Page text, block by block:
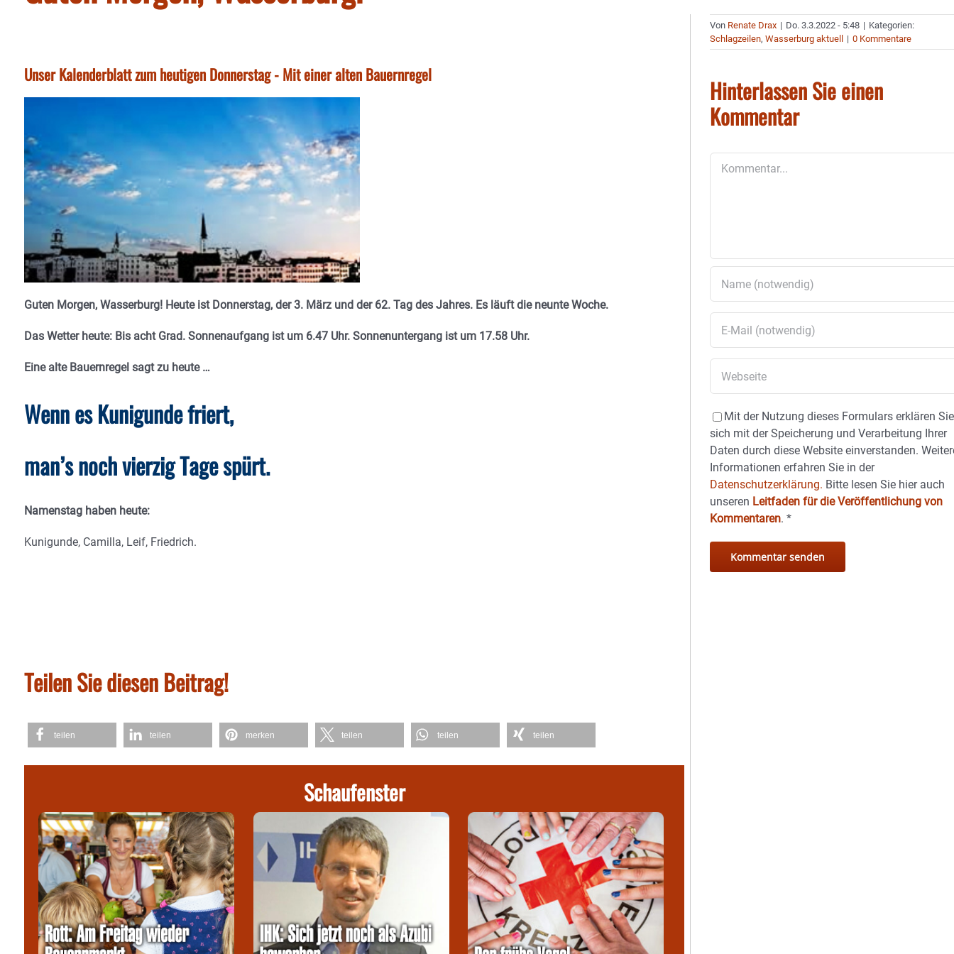
Unser Kalenderblatt zum heutigen Donnerstag - Mit einer alten Bauernregel
Guten Morgen, Wasserburg! Heute ist Donnerstag, der 3. März und der 62. Tag des Jahres. Es läuft die neunte Woche.
Das Wetter heute: Bis acht Grad. Sonnenaufgang ist um 6.47 Uhr. Sonnenuntergang ist um 17.58 Uhr.
Eine alte Bauernregel sagt zu heute …
Wenn es Kunigunde friert,
man’s noch vierzig Tage spürt.
Namenstag haben heute:
Kunigunde, Camilla, Leif, Friedrich.
Teilen Sie diesen Beitrag!
teilen teilen merken teilen teilen teilen
Schaufenster
Von Renate Drax | Do. 3.3.2022 - 5:48 | Kategorien:
Schlagzeilen,Wasserburg aktuell | 0 Kommentare
Hinterlassen Sie einen
Kommentar
Mit der Nutzung dieses Formulars erklären Sie
sich mit der Speicherung und Verarbeitung Ihrer
Daten durch diese Website einverstanden.
Informationen erfahren Sie in der
Datenschutzerklärung. Bitte lesen Sie hier auch
unseren Leitfaden für die Veröffentlichung von
Kommentaren.*